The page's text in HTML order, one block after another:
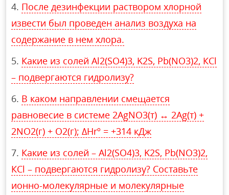
После дезинфекции раствором хлорной
извести был проведен анализ воздуха на
содержание в нем хлора.
Какие из солей Al2(SO4)3, K2S, Pb(NO3)2, КСl
– подвергаются гидролизу?
В каком направлении смещается
равновесие в системе 2AgNO3(т) ↔ 2Ag(т) +
2NO2(г) + O2(г); ΔHrº = +314 кДж
Какие из солей – Al2(SO4)3, K2S, Pb(NO3)2,
КСl – подвергаются гидролизу? Составьте
ионно-молекулярные и молекулярные